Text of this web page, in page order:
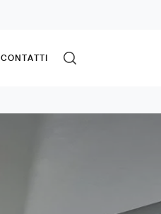
CONTATTI